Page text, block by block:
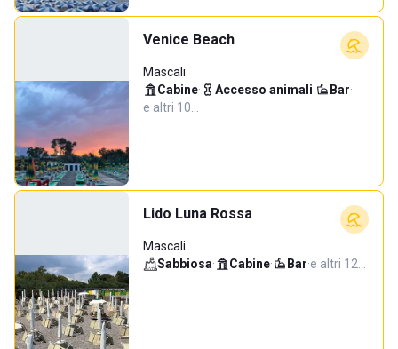
Venice Beach
Mascali
Cabine· Accesso animali· Bar·
e altri 10…
Lido Luna Rossa
Mascali
Sabbiosa· Cabine· Bar·e altri 12…